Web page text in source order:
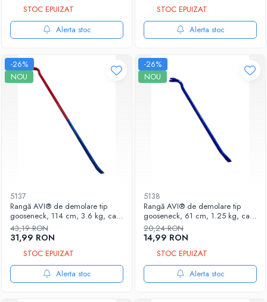
Intrerupatoare
Lampi si veioze
Lanterne
Prelungitoare
Prize
Insecticide & capcane
Kit-uri Smart Home si senzori
Perii, trimere si clesti animale
Produse ingrijire incaltaminte si
accesorii
Sanitare
Accesorii baterii sanitare
Accesorii chiuvete
Baterii sanitare cu incalzire instant
STOC EPUIZAT
Alerta stoc
STOC EPUIZAT
Alerta stoc
-26%
NOU
5137
Rangă AVI® de demolare tip
gooseneck, 114 cm, 3.6 kg, cap
drept teșit 3.5 cm, fantă scos
cuie, grip plat rotunjit 30 × 15
mm, AVI-5137
43,19 RON
31,99 RON
STOC EPUIZAT
Alerta stoc
-26%
NOU
5138
Rangă AVI® de demolare tip
gooseneck, 61 cm, 1.25 kg, cap
drept teșit 2.9 cm, fantă scos
cuie, grip hexagonal Ø 18 mm,
AVI-5138
20,24 RON
14,99 RON
STOC EPUIZAT
Alerta stoc